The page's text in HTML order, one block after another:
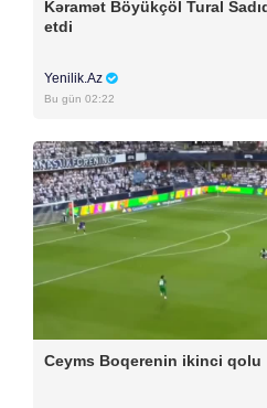
Kəramət Böyükçöl Tural
etdi
Yenilik.Az
Bu gün 02:22
Ceyms Boqerenin ikinci qolu